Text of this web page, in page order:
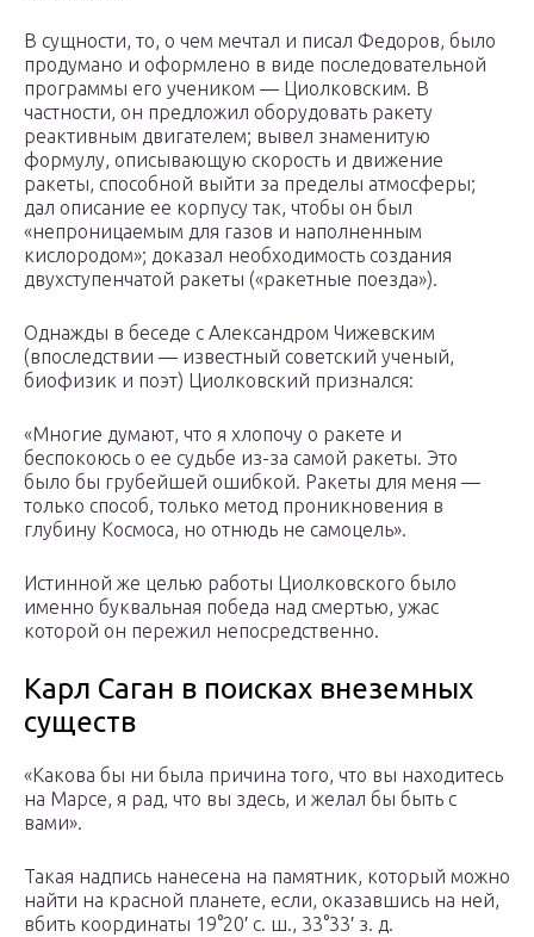
В сущности, то, о чем мечтал и писал Федоров, было
продумано и оформлено в виде последовательной
программы его учеником — Циолковским. В
частности, он предложил оборудовать ракету
реактивным двигателем; вывел знаменитую
формулу, описывающую скорость и движение
ракеты, способной выйти за пределы атмосферы;
дал описание ее корпусу так, чтобы он был
«непроницаемым для газов и наполненным
кислородом»; доказал необходимость создания
двухступенчатой ракеты («ракетные поезда»).
Однажды в беседе с Александром Чижевским
(впоследствии — известный советский ученый,
биофизик и поэт) Циолковский признался:
«Многие думают, что я хлопочу о ракете и
беспокоюсь о ее судьбе из-за самой ракеты. Это
было бы грубейшей ошибкой. Ракеты для меня —
только способ, только метод проникновения в
глубину Космоса, но отнюдь не самоцель».
Истинной же целью работы Циолковского было
именно буквальная победа над смертью, ужас
которой он пережил непосредственно.
Карл Саган в поисках внеземных
существ
«Какова бы ни была причина того, что вы находитесь
на Марсе, я рад, что вы здесь, и желал бы быть с
вами».
Такая надпись нанесена на памятник, который можно
найти на красной планете, если, оказавшись на ней,
вбить координаты 19°20′ с. ш., 33°33′ з. д.